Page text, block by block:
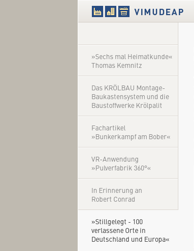
»Sechs mal Heimatkunde«
Thomas Kemnitz
Das KRÖLBAU Montage-
Baukastensystem und die
Baustoffwerke Krölpalit
Fachartikel
»Bunkerkampf am Bober«
VR-Anwendung
»Pulverfabrik 360°«
In Erinnerung an
Robert Conrad
»Stillgelegt - 100
verlassene Orte in
Deutschland und Europa«